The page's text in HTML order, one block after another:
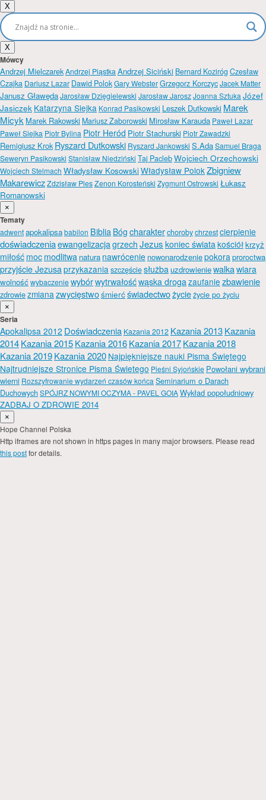
X
X
Mówcy
Andrzej MielczarekAndrzej PiąstkaAndrzej Siciński Bernard KozirógCzesław
Czajka Dariusz Lazar Dawid PolokGary WebsterGrzegorz KorczycJacek Matter
Janusz GławędaJarosław Dzięgielewski Jarosław JaroszJoanna SztukaJózef
Jasiczek Katarzyna Siejka Konrad Pasikowski Leszek Dutkowski Marek
Micyk Marek Rakowski Mariusz Zaborowski Mirosław Karauda Paweł Lazar
Paweł Siejka Piotr Bylina Piotr Heród Piotr Stachurski Piotr Zawadzki
Remigiusz Krok Ryszard Dutkowski Ryszard Jankowski S.AdaSamuel Braga
Seweryn Pasikowski Stanisław Niedziński Taj PaclebWojciech Orzechowski
Wojciech Stelmach Władysław KosowskiWładysław PolokZbigniew
MakarewiczZdzisław PlesZenon Korosteński Zygmunt Ostrowski Łukasz
Romanowski
×
Tematy
adwentapokalipsababilon Biblia Bóg charakterchorobychrzestcierpienie
doświadczeniaewangelizacjagrzech Jezus koniec światakościółkrzyż
miłość moc modlitwa natura nawrócenie nowonarodzeniepokoraproroctwa
przyjście Jezusaprzykazaniaszczęściesłużbauzdrowieniewalkawiara
wolnośćwybaczeniewybórwytrwałośćwąska drogazaufanie zbawienie
zdrowiezmianazwycięstwośmierćświadectwożycieżycie po życiu
×
Seria
Apokalipsa 2012 Doświadczenia Kazania 2012 Kazania 2013Kazania
2014Kazania 2015Kazania 2016Kazania 2017Kazania 2018
Kazania 2019Kazania 2020 Najpiękniejsze nauki Pisma Świętego
Najtrudniejsze Stronice Pisma Świetego Pieśni Syjońskie Powołani wybrani
wierni Rozszyfrowanie wydarzeń czasów końcaSeminarium o Darach
DuchowychSPÓJRZ NOWYMI OCZYMA - PAVEL GOIAWykład popołudniowy
ZADBAJ O ZDROWIE 2014
×
Hope Channel Polska
Http iframes are not shown in https pages in many major browsers. Please read
this postfor details.